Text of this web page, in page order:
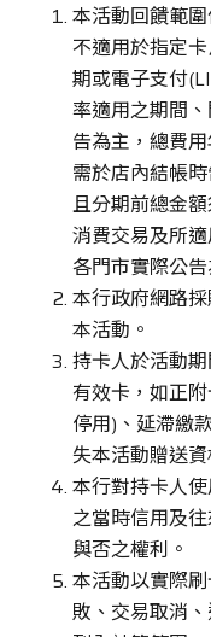
本活動回饋範
不適用於指定
期或電子支付
率適用之期間
告為主，總費
需於店內結帳
且分期前總金
消費交易及所
各門市實際公告
本行政府網路
本活動。
持卡人於活動
有效卡，如正
停用)、延滯繳
失本活動贈送資
本行對持卡人
之當時信用及
與否之權利。
本活動以實際
敗、交易取消